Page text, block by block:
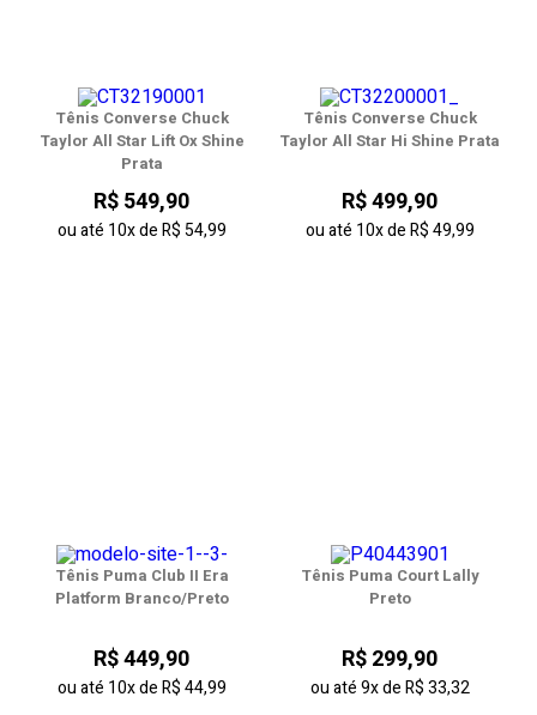
Tênis Converse Chuck
Taylor All Star Lift Ox Shine
Prata
R$ 549,90
ou até 10xdeR$ 54,99
Tênis Converse Chuck
Taylor All Star Hi Shine Prata
R$ 499,90
ou até 10xdeR$ 49,99
Tênis Puma Club II Era
Platform Branco/Preto
R$ 449,90
ou até 10xdeR$ 44,99
Tênis Puma Court Lally
Preto
R$ 299,90
ou até9xdeR$ 33,32